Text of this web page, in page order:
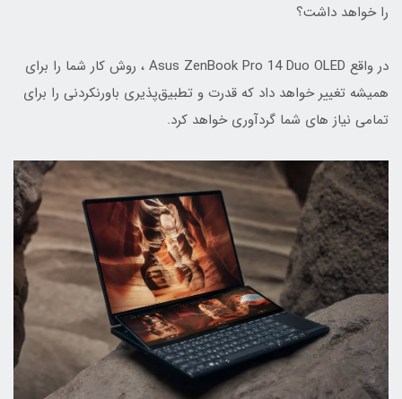
را خواهد داشت؟
در واقع Asus ZenBook Pro 14 Duo OLED ، روش کار شما را برای
همیشه تغییر خواهد داد که قدرت و تطبیق‌پذیری باورنکردنی را برای
تمامی نیاز های شما گردآوری خواهد کرد.